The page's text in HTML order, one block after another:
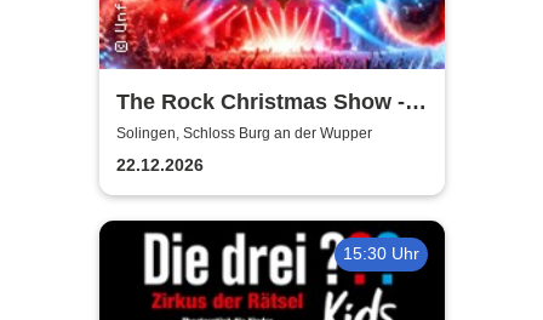
The Rock Christmas Show -
Schloss Burg an der Wupper
Solingen, Schloss Burg an der Wupper
22.12.2026
15:30 Uhr